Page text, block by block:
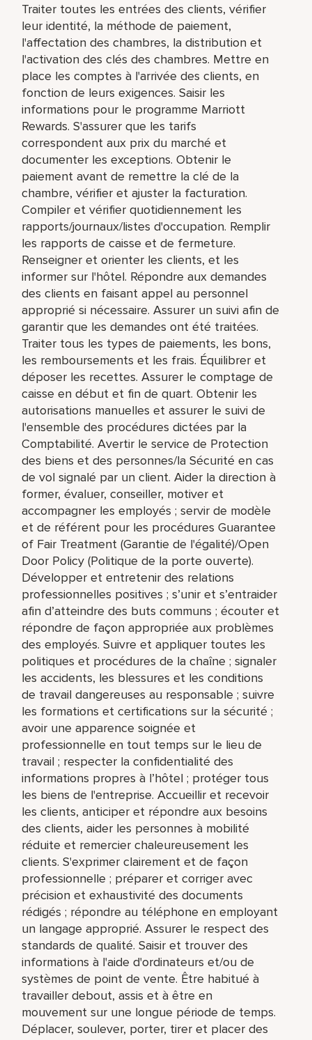
Traiter toutes les entrées des clients, vérifier
leur identité, la méthode de paiement,
l'affectation des chambres, la distribution et
l'activation des clés des chambres. Mettre en
place les comptes à l'arrivée des clients, en
fonction de leurs exigences. Saisir les
informations pour le programme Marriott
Rewards. S'assurer que les tarifs
correspondent aux prix du marché et
documenter les exceptions. Obtenir le
paiement avant de remettre la clé de la
chambre, vérifier et ajuster la facturation.
Compiler et vérifier quotidiennement les
rapports/journaux/listes d'occupation. Remplir
les rapports de caisse et de fermeture.
Renseigner et orienter les clients, et les
informer sur l'hôtel. Répondre aux demandes
des clients en faisant appel au personnel
approprié si nécessaire. Assurer un suivi afin de
garantir que les demandes ont été traitées.
Traiter tous les types de paiements, les bons,
les remboursements et les frais. Équilibrer et
déposer les recettes. Assurer le comptage de
caisse en début et fin de quart. Obtenir les
autorisations manuelles et assurer le suivi de
l'ensemble des procédures dictées par la
Comptabilité. Avertir le service de Protection
des biens et des personnes/la Sécurité en cas
de vol signalé par un client. Aider la direction à
former, évaluer, conseiller, motiver et
accompagner les employés ; servir de modèle
et de référent pour les procédures Guarantee
of Fair Treatment (Garantie de l'égalité)/Open
Door Policy (Politique de la porte ouverte).
Développer et entretenir des relations
professionnelles positives ; s’unir et s’entraider
afin d’atteindre des buts communs ; écouter et
répondre de façon appropriée aux problèmes
des employés. Suivre et appliquer toutes les
politiques et procédures de la chaîne ; signaler
les accidents, les blessures et les conditions
de travail dangereuses au responsable ; suivre
les formations et certifications sur la sécurité ;
avoir une apparence soignée et
professionnelle en tout temps sur le lieu de
travail ; respecter la confidentialité des
informations propres à l’hôtel ; protéger tous
les biens de l'entreprise. Accueillir et recevoir
les clients, anticiper et répondre aux besoins
des clients, aider les personnes à mobilité
réduite et remercier chaleureusement les
clients. S'exprimer clairement et de façon
professionnelle ; préparer et corriger avec
précision et exhaustivité des documents
rédigés ; répondre au téléphone en employant
un langage approprié. Assurer le respect des
standards de qualité. Saisir et trouver des
informations à l'aide d'ordinateurs et/ou de
systèmes de point de vente. Être habitué à
travailler debout, assis et à être en
mouvement sur une longue période de temps.
Déplacer, soulever, porter, tirer et placer des